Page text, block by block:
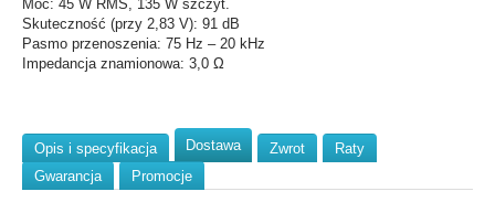
Moc: 45 W RMS, 135 W szczyt.
Skuteczność (przy 2,83 V): 91 dB
Pasmo przenoszenia: 75 Hz – 20 kHz
Impedancja znamionowa: 3,0 Ω
Opis i specyfikacja Dostawa Zwrot
Raty
Gwarancja
Promocje